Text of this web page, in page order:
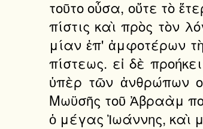
τοῦτο οὖσα, οὔτε τὸ
πίστις καὶ πρὸς τὸν
μίαν ἐπ' ἀμφοτέρων
πίστεως. εἰ δὲ
ὑπὲρ τῶν ἀνθρώπων
Μωϋσῆς τοῦ Ἀβραὰμ
ὁ μέγας Ἰωάννης, καὶ